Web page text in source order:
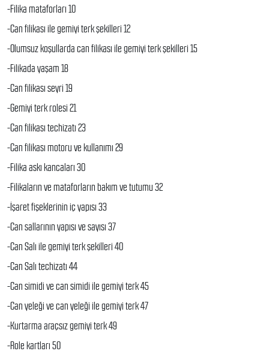
-Filika mataforları 10
-Can filikası ile gemiyi terk şekilleri 12
-Olumsuz koşullarda can filikası ile gemiyi terk şekilleri 15
-Filikada yaşam 18
-Can filikası seyri 19
-Gemiyi terk rolesi 21
-Can filikası techizatı 23
-Can filikası motoru ve kullanımı 29
-Filika askı kancaları 30
-Filikaların ve mataforların bakım ve tutumu 32
-İşaret fişeklerinin iç yapısı 33
-Can sallarının yapısı ve sayısı 37
-Can Salı ile gemiyi terk şekilleri 40
-Can Salı techizatı 44
-Can simidi ve can simidi ile gemiyi terk 45
-Can yeleği ve can yeleği ile gemiyi terk 47
-Kurtarma araçsız gemiyi terk 49
-Role kartları 50